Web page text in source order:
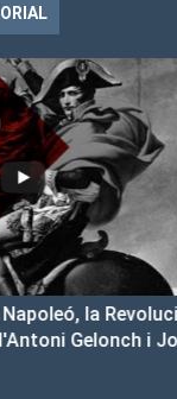
Club Victòria